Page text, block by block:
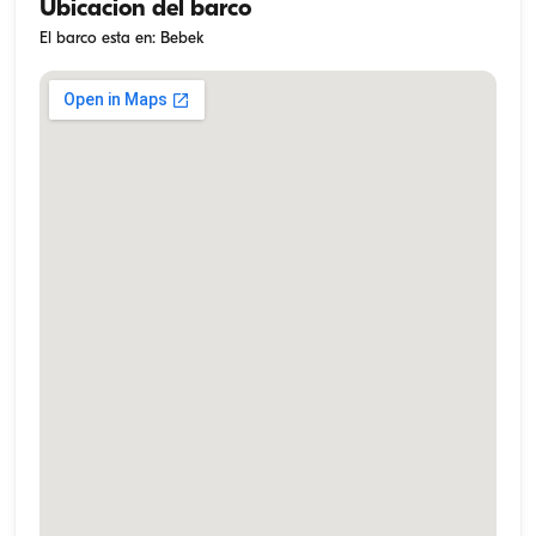
Ubicacion del barco
El barco esta en: Bebek